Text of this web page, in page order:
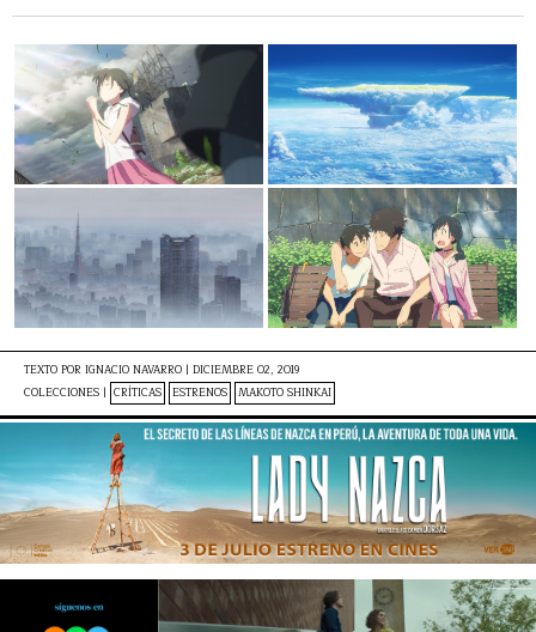
TEXTO POR IGNACIO NAVARRO | DICIEMBRE 02, 2019
COLECCIONES | CRÍTICAS ESTRENOS MAKOTO SHINKAI